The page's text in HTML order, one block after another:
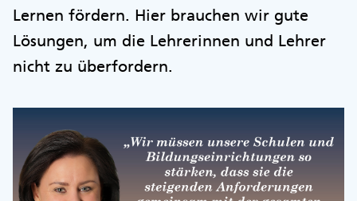
Lernen fördern. Hier brauchen wir gute
Lösungen, um die Lehrerinnen und Lehrer
nicht zu überfordern.